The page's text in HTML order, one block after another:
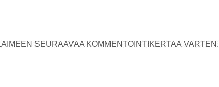
SEURAAVAA KOMMENTOINTIKERTAA VARTEN.